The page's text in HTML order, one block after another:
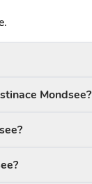
Mondsee?